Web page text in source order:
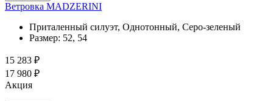
Ветровка MADZERINI
Приталенный силуэт, Однотонный, Серо-зеленый
Размер: 52, 54
15 283 ₽
17 980 ₽
Акция